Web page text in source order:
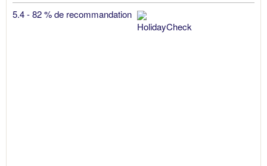
5.4 - 82 % de recommandation